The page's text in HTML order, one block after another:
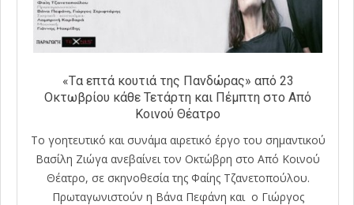
«Tα επτά κουτιά της Πανδώρας» από 23
Οκτωβρίου κάθε Τετάρτη και Πέμπτη στο Από
Κοινού Θέατρο
Το γοητευτικό και συνάμα αιρετικό έργο του σημαντικού
Βασίλη Ζιώγα ανεβαίνει τον Οκτώβρη στο Από Κοινού
Θέατρο, σε σκηνοθεσία της Φαίης Τζανετοπούλου.
Πρωταγωνιστούν η Βάνα Πεφάνη και ο Γιώργος